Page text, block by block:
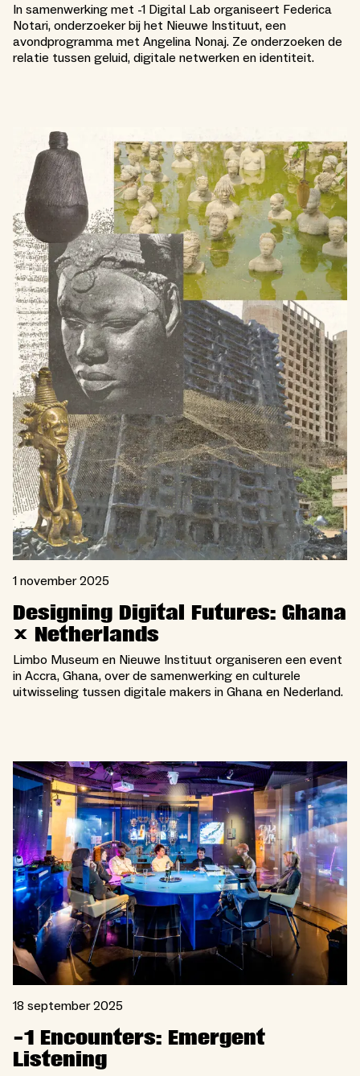
In samenwerking met -1 Digital Lab organiseert Federica
Notari, onderzoeker bij het Nieuwe Instituut, een
avondprogramma met Angelina Nonaj. Ze onderzoeken de
relatie tussen geluid, digitale netwerken en identiteit.
1 november 2025
Designing Digital Futures: Ghana
× Netherlands
Limbo Museum en Nieuwe Instituut organiseren een event
in Accra, Ghana, over de samenwerking en culturele
uitwisseling tussen digitale makers in Ghana en Nederland.
18 september 2025
-1 Encounters: Emergent
Listening